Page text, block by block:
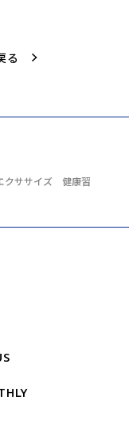
る
クササイズ 健康習